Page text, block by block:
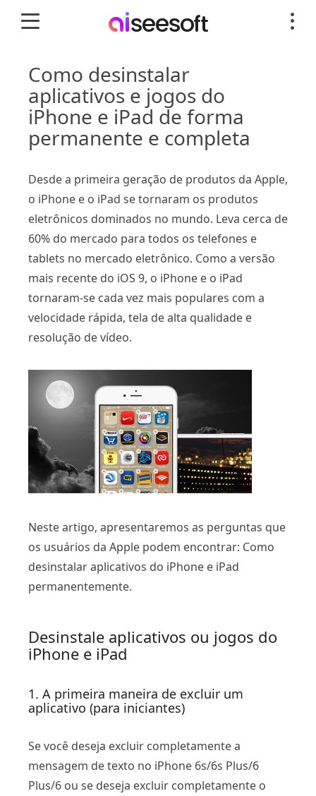
Como desinstalar
aplicativos e jogos do
iPhone e iPad de forma
permanente e completa
Desde a primeira geração de produtos da Apple,
o iPhone e o iPad se tornaram os produtos
eletrônicos dominados no mundo. Leva cerca de
60% do mercado para todos os telefones e
tablets no mercado eletrônico. Como a versão
mais recente do iOS 9, o iPhone e o iPad
tornaram-se cada vez mais populares com a
velocidade rápida, tela de alta qualidade e
resolução de vídeo.
Neste artigo, apresentaremos as perguntas que
os usuários da Apple podem encontrar: Como
desinstalar aplicativos do iPhone e iPad
permanentemente.
Desinstale aplicativos ou jogos do
iPhone e iPad
1. A primeira maneira de excluir um
aplicativo (para iniciantes)
Se você deseja excluir completamente a
mensagem de texto no iPhone 6s/6s Plus/6
Plus/6 ou se deseja excluir completamente o